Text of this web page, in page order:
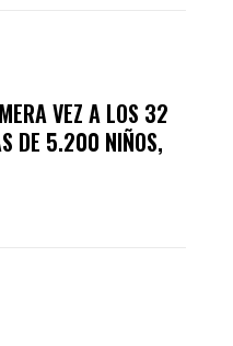
VEZ A LOS 32
DE 5.200 NIÑOS,